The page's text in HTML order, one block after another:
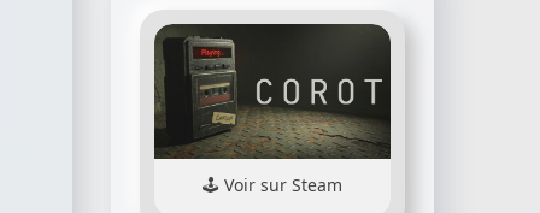
Voir sur Steam